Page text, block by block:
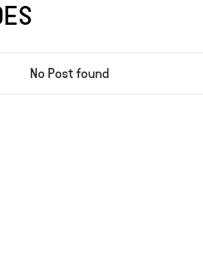
No Post found